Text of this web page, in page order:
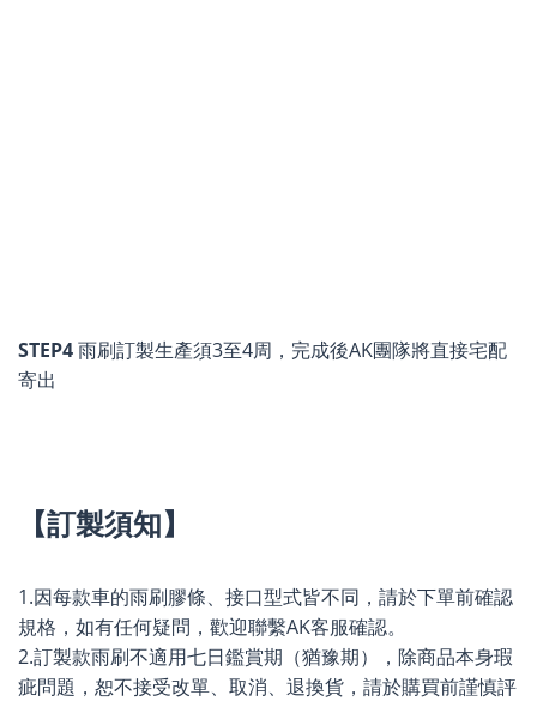
STEP4雨刷訂製生產須3至4周，完成後AK團隊將直接宅配
寄出
【訂製須知】
1.因每款車的雨刷膠條、接口型式皆不同，請於下單前確認
規格，如有任何疑問，歡迎聯繫AK客服確認。
2.訂製款雨刷不適用七日鑑賞期（猶豫期），除商品本身瑕
疵問題，恕不接受改單、取消、退換貨，請於購買前謹慎評